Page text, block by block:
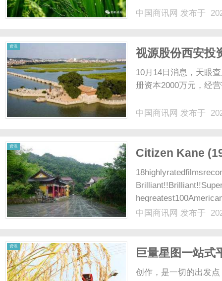
中国商讯网 发布于
资讯
视源股份西安投
10月14日消息，天眼
册资本2000万元，经
中国商讯网 发布于
资讯
Citizen Kane
中国商讯网 发布于
资讯
巨量星图一站式
创作，是一切的出发